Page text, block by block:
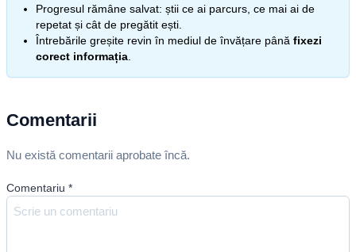
Progresul rămâne salvat: știi ce ai parcurs, ce mai ai de
repetat și cât de pregătit ești.
Întrebările greșite revin în mediul de învățare până fixezi
corect informația
Comentarii
Nu există comentarii aprobate încă.
Comentariu *